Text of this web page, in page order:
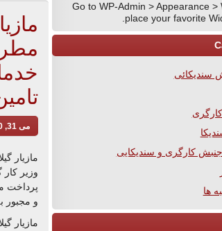
می 31, 2020
مازیار
وزیر
پرداخت
و مجبور
مازیار
Go to WP-Admin > Appearance >
place your favorite
سندیکائی
کارگری
جنبش کارگری و سندیکایی
ها